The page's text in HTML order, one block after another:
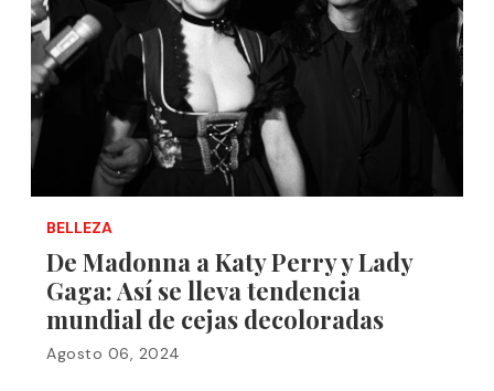
BELLEZA
De Madonna a Katy Perry y Lady
Gaga: Así se lleva tendencia
mundial de cejas decoloradas
Agosto 06, 2024